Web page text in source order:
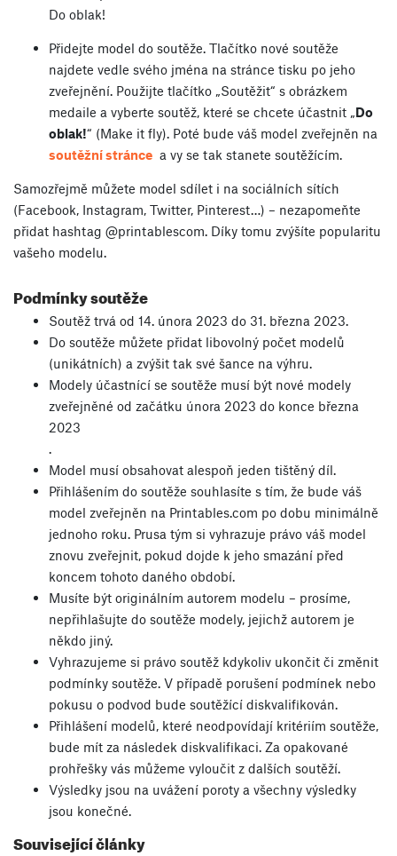
Do oblak!
Přidejte model do soutěže. Tlačítko nové soutěže
najdete vedle svého jména na stránce tisku po jeho
zveřejnění. Použijte tlačítko „Soutěžit“ s obrázkem
medaile a vyberte soutěž, které se chcete účastnit „Do
oblak!“ (Make it fly). Poté bude váš model zveřejněn na
soutěžní stránce a vy se tak stanete soutěžícím.
Samozřejmě můžete model sdílet i na sociálních sítích
(Facebook, Instagram, Twitter, Pinterest…) – nezapomeňte
přidat hashtag @printablescom. Díky tomu zvýšíte popularitu
vašeho modelu.
Podmínky soutěže
Soutěž trvá od 14. února 2023 do 31. března 2023.
Do soutěže můžete přidat libovolný počet modelů
(unikátních) a zvýšit tak své šance na výhru.
Modely účastnící se soutěže musí být nové modely
zveřejněné od začátku února 2023 do konce března
2023
.
Model musí obsahovat alespoň jeden tištěný díl.
Přihlášením do soutěže souhlasíte s tím, že bude váš
model zveřejněn na Printables.com po dobu minimálně
jednoho roku. Prusa tým si vyhrazuje právo váš model
znovu zveřejnit, pokud dojde k jeho smazání před
koncem tohoto daného období.
Musíte být originálním autorem modelu – prosíme,
nepřihlašujte do soutěže modely, jejichž autorem je
někdo jiný.
Vyhrazujeme si právo soutěž kdykoliv ukončit či změnit
podmínky soutěže. V případě porušení podmínek nebo
pokusu o podvod bude soutěžící diskvalifikován.
Přihlášení modelů, které neodpovídají kritériím soutěže,
bude mít za následek diskvalifikaci. Za opakované
prohřešky vás můžeme vyloučit z dalších soutěží.
Výsledky jsou na uvážení poroty a všechny výsledky
jsou konečné.
Související články